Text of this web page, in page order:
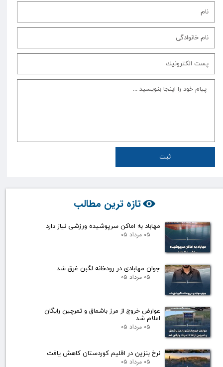
تازه ترین مطالب
مهاباد به اماکن سرپوشیده ورزشی نیاز دارد
۰۵ مرداد ۰۵
جوان مهابادی در رودخانه لگبن غرق شد
۰۵ مرداد ۰۵
عوارض خروج از مرز باشماق و تمرچین رایگان
اعلام شد
۰۵ مرداد ۰۵
نرخ بنزین در اقلیم کوردستان کاهش یافت
۰۵ مرداد ۰۵
ثبت